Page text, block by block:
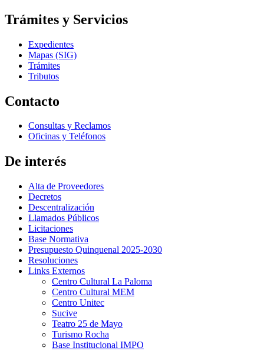
Trámites y Servicios
Expedientes
Mapas (SIG)
Trámites
Tributos
Contacto
Consultas y Reclamos
Oficinas y Teléfonos
De interés
Alta de Proveedores
Decretos
Descentralización
Llamados Públicos
Licitaciones
Base Normativa
Presupuesto Quinquenal 2025-2030
Resoluciones
Links Externos
Centro Cultural La Paloma
Centro Cultural MEM
Centro Unitec
Sucive
Teatro 25 de Mayo
Turismo Rocha
Base Institucional IMPO